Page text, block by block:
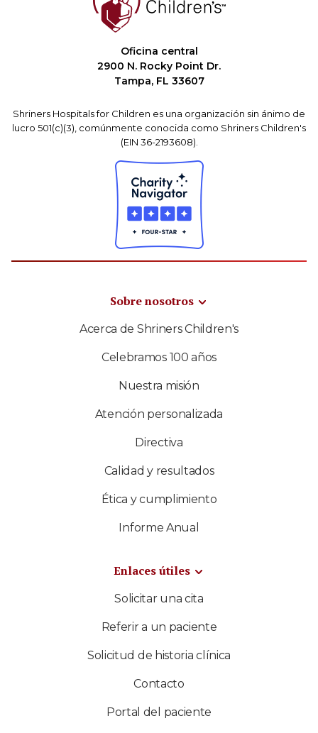
Oficina central
2900 N. Rocky Point Dr.
Tampa, FL 33607
Shriners Hospitals for Children es una organización sin ánimo de
lucro 501(c)(3), comúnmente conocida como Shriners Children's
(EIN 36-2193608).
Sobre nosotros
Acerca de Shriners Children's
Celebramos 100 años
Nuestra misión
Atención personalizada
Directiva
Calidad y resultados
Ética y cumplimiento
Informe Anual
Enlaces útiles
Solicitar una cita
Referir a un paciente
Solicitud de historia clínica
Contacto
Portal del paciente